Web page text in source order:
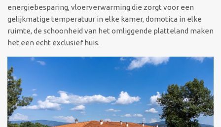
energiebesparing, vloerverwarming die zorgt voor een
gelijkmatige temperatuur in elke kamer, domotica in elke
ruimte, de schoonheid van het omliggende platteland maken
het een echt exclusief huis.